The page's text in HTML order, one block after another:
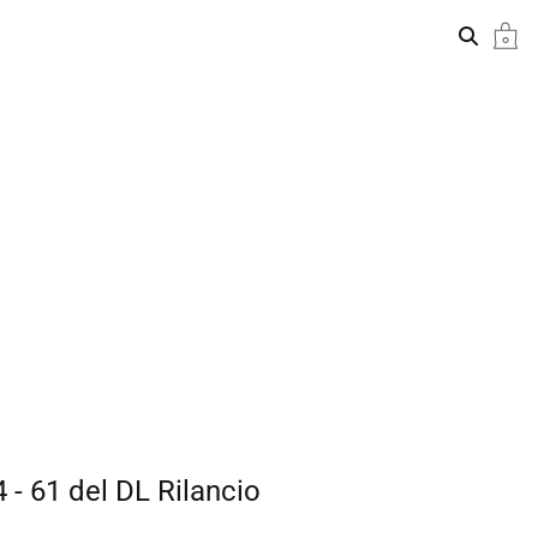
61 del DL Rilancio